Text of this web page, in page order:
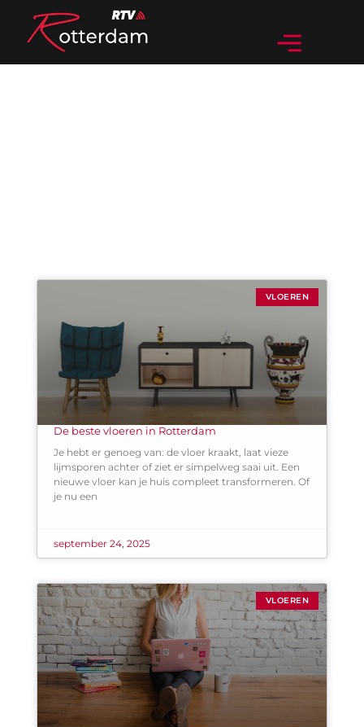
VLOEREN
De beste vloeren in Rotterdam
Je hebt er genoeg van: de vloer kraakt, laat vieze
lijmsporen achter of ziet er simpelweg saai uit. Een
nieuwe vloer kan je huis compleet transformeren. Of
je nu een
september 24, 2025
VLOEREN